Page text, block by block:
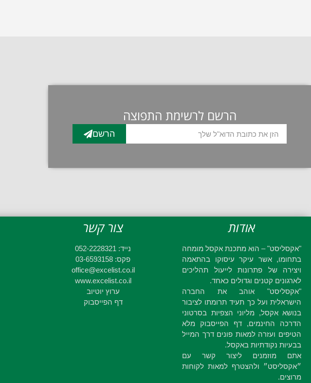
הרשם לרשימת התפוצה
הרשם
אודות
"אקסליסט" – הוא מתכנת אקסל מומחה
בתחומו, אשר עיקר עיסוקו בהתאמה
ויצירה של פתרונות לייעול תהליכים
לארגונים קטנים וגדולים כאחד.
"אקסליסט" אוהב את החברה
הישראלית ועל כך תעיד תרומתו לציבור
בנושא אקסל, מליוני הצפיות בסרטוני
הדרכה החינמים, דף הפייסבוק מלא
הטיפים ועזרה למאות פונים דרך המייל
בבעיות נקודתיות באקסל.
אתם מוזמנים ליצור קשר עם
״אקסליסט״ ולהצטרף למאות לקוחות
מרוצים.
צור קשר
נייד: 052-2228321
פקס: 03-6593158
office@excelist.co.il
www.excelist.co.il
ערוץ יוטיוב
דף הפייסבוק